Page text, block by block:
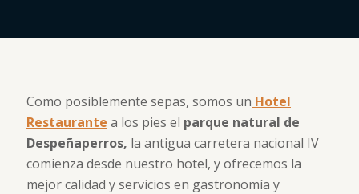
Como posiblemente sepas, somos un Hotel
Restaurante a los pies el parque natural de
Despeñaperros, la antigua carretera nacional IV
comienza desde nuestro hotel, y ofrecemos la
mejor calidad y servicios en gastronomía y